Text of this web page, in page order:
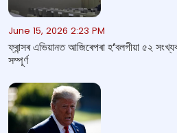
June 15, 2026 2:23 PM
ফ্ৰান্সৰ এভিয়ানত আজিৰেপৰা হ’বলগীয়া ৫২
সম্পূৰ্ণ